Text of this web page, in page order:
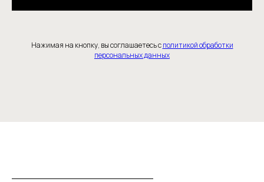
Нажимая на кнопку, вы соглашаетесь сполитикой обработки
персональных данных